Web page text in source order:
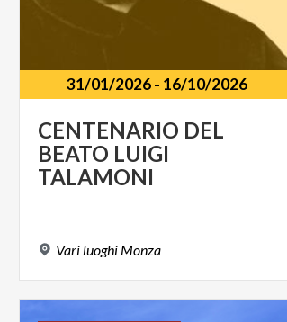
31/01/2026- 16/10/2026
CENTENARIO DEL
BEATO LUIGI
TALAMONI
Vari luoghi Monza